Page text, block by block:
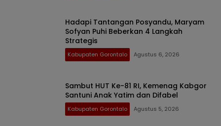
Hadapi Tantangan Posyandu, Maryam
Sofyan Puhi Beberkan 4 Langkah
Strategis
Kabupaten Gorontalo Agustus 6, 2026
Sambut HUT Ke-81 RI, Kemenag Kabgor
Santuni Anak Yatim dan Difabel
Kabupaten Gorontalo Agustus 5, 2026